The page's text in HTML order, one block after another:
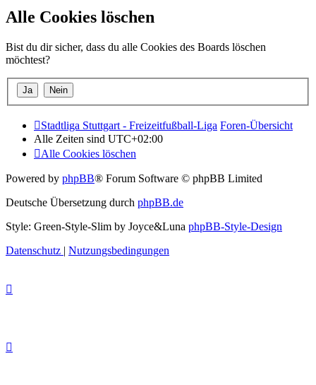
Alle Cookies löschen
Bist du dir sicher, dass du alle Cookies des Boards löschen
möchtest?
Stadtliga Stuttgart - Freizeitfußball-Liga Foren-Übersicht
Alle Zeiten sind UTC+02:00
Alle Cookies löschen
Powered by phpBB® Forum Software © phpBB Limited
Deutsche Übersetzung durch phpBB.de
Style: Green-Style-Slim by Joyce&Luna phpBB-Style-Design
Datenschutz | Nutzungsbedingungen